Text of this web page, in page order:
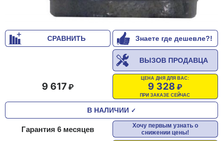
СРАВНИТЬ Знаете где дешевле?!
ВЫЗОВ ПРОДАВЦА
ЦЕНА ДНЯ ДЛЯ ВАС:
9 328
ПРИ ЗАКАЗЕ СЕЙЧАС
9 617
В НАЛИЧИИ ✓
Гарантия 6 месяцев
Хочу первым узнать о
снижении цены!